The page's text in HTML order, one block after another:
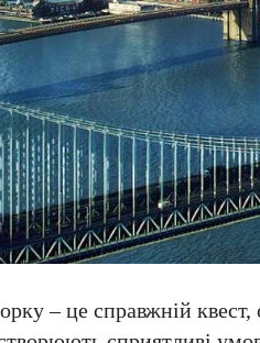
– це справжній квест,